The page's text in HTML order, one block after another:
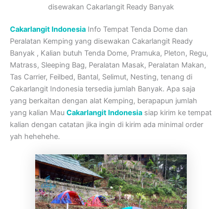
disewakan Cakarlangit Ready Banyak
Cakarlangit Indonesia Info Tempat Tenda Dome dan
Peralatan Kemping yang disewakan Cakarlangit Ready
Banyak , Kalian butuh Tenda Dome, Pramuka, Pleton, Regu,
Matrass, Sleeping Bag, Peralatan Masak, Peralatan Makan,
Tas Carrier, Feilbed, Bantal, Selimut, Nesting, tenang di
Cakarlangit Indonesia tersedia jumlah Banyak. Apa saja
yang berkaitan dengan alat Kemping, berapapun jumlah
yang kalian Mau Cakarlangit Indonesia siap kirim ke tempat
kalian dengan catatan jika ingin di kirim ada minimal order
yah hehehehe.